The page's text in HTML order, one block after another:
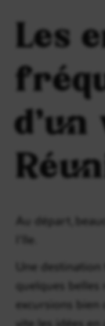
Les
Au départ,
l’île.
Une
quelques belles
excursions bien
vite les idées en